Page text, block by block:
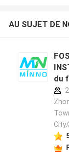
AU SUJET DE
du